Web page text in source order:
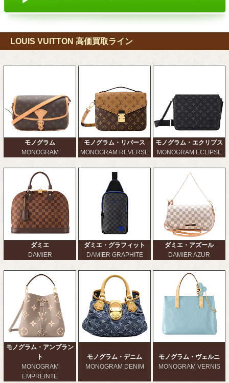
LOUIS VUITTON 高価買取ライン
モノグラム
MONOGRAM
モノグラム・リバース
MONOGRAM REVERSE
モノグラム・エクリプス
MONOGRAM ECLIPSE
ダミエ
DAMIER
ダミエ・グラフィット
DAMIER GRAPHITE
ダミエ・アズール
DAMIER AZUR
モノグラム・アンプラン
ト
MONOGRAM
EMPREINTE
モノグラム・デニム
MONOGRAM DENIM
モノグラム・ヴェルニ
MONOGRAM VERNIS